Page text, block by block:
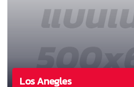
Los Anegles